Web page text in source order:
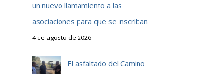
un nuevo llamamiento a las
asociaciones para que se inscriban
4 de agosto de 2026
El asfaltado del Camino